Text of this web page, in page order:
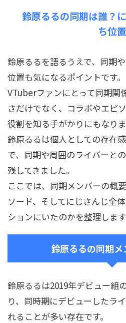
鈴原るるの同期は誰？
ち位置
鈴原るるを語るうえで、同期
位置も気になるポイントです。
VTuberファンにとって同期関
さだけでなく、コラボやエピ
役割を知る手がかりにもなりま
鈴原るるは個人としての存在
で、同期や周囲のライバーと
残してきました。
ここでは、同期メンバーの概
ソード、そしてにじさんじ全
ションにいたのかを整理します
鈴原るるの同期
鈴原るるは2019年デビュー組
り、同時期にデビューしたラ
れることが多い存在です。